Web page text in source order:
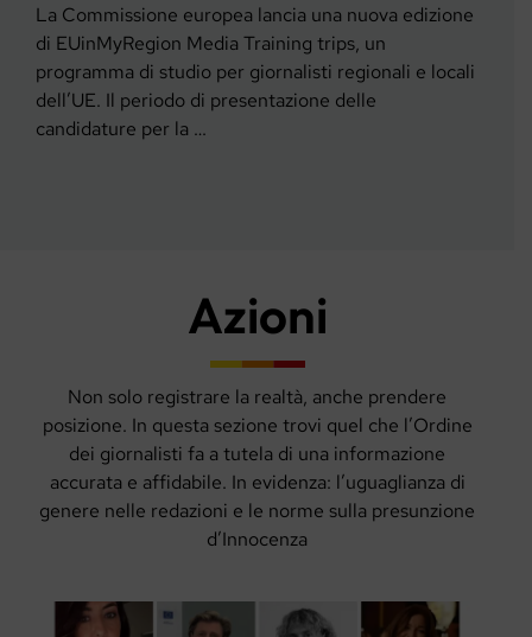
La Commissione europea lancia una nuova edizione
di EUinMyRegion Media Training trips, un
programma di studio per giornalisti regionali e locali
dell’UE. Il periodo di presentazione delle
candidature per la …
Azioni
Non solo registrare la realtà, anche prendere
posizione. In questa sezione trovi quel che l’Ordine
dei giornalisti fa a tutela di una informazione
accurata e affidabile. In evidenza: l’uguaglianza di
genere nelle redazioni e le norme sulla presunzione
d’Innocenza